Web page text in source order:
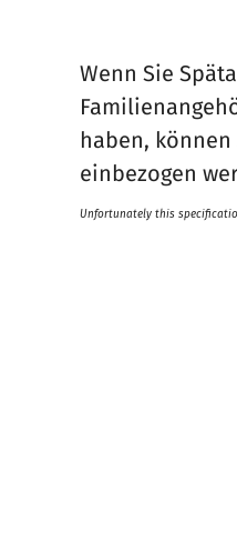
Wenn Sie
haben,
einbezogen
Unfortunately this